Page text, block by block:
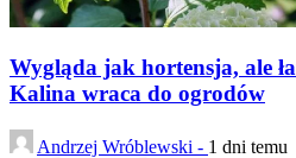
Wygląda jak hortensja, ale
Kalina wraca do ogrodów
Andrzej Wróblewski - 1 dni temu